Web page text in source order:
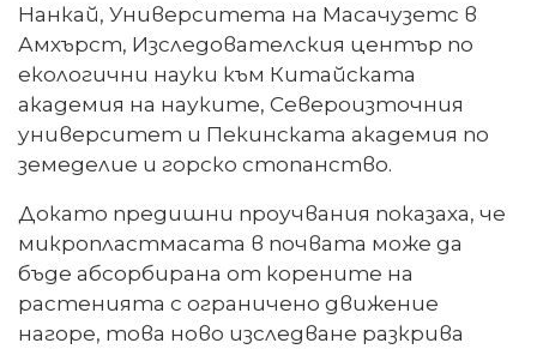
Нанкай, Университета на Масачузетс в
Амхърст, Изследователския център по
екологични науки към Китайската
академия на науките, Североизточния
университет и Пекинската академия по
земеделие и горско стопанство.
Докато предишни проучвания показаха, че
микропластмасата в почвата може да
бъде абсорбирана от корените на
растенията с ограничено движение
нагоре, това ново изследване разкрива